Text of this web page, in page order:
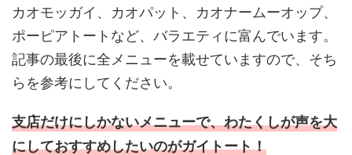
カオモッガイ、カオパット、カオナームーオップ、
ポーピアトートなど、バラエティに富んでいます。
記事の最後に全メニューを載せていますので、そち
らを参考にしてください。
支店だけにしかないメニューで、わたくしが声を大
にしておすすめしたいのがガイトート！